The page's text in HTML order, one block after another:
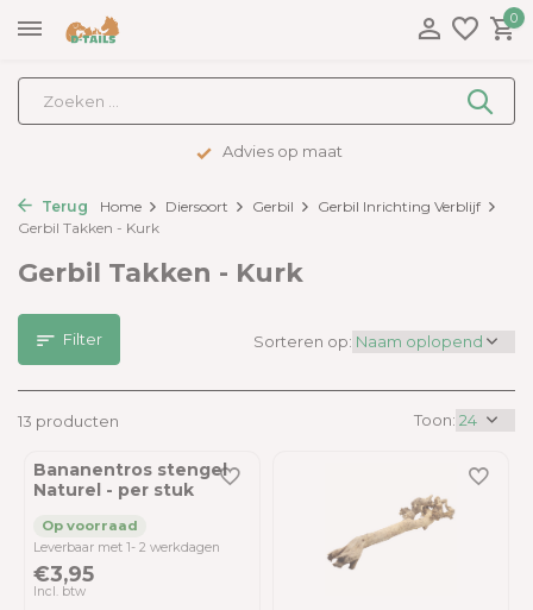
0
Advies op maat
Terug Home Diersoort Gerbil
Gerbil Inrichting Verblijf
Gerbil Takken - Kurk
Gerbil Takken - Kurk
Filter
13 producten Toon:
Sorteren op:
Bananentros stengel
Naturel - per stuk
Leverbaar met 1- 2 werkdagen
€3,95
Incl. btw